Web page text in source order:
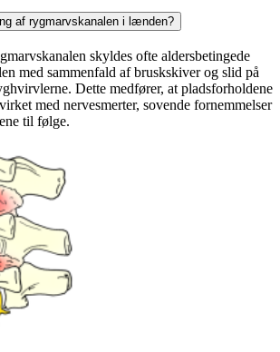
af rygmarvskanalen i lænden?
skyldes ofte aldersbetingede
med sammenfald af bruskskiver og slid på
Dette medfører, at pladsforholdene
med nervesmerter, sovende fornemmelser
til følge.